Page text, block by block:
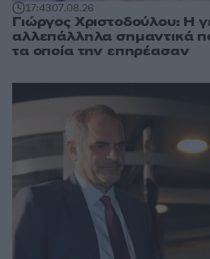
17:4307.08.26
Γιώργος Χριστοδούλου: Η
αλλεπάλληλα σημαντικά
τα οποία την επηρέασαν